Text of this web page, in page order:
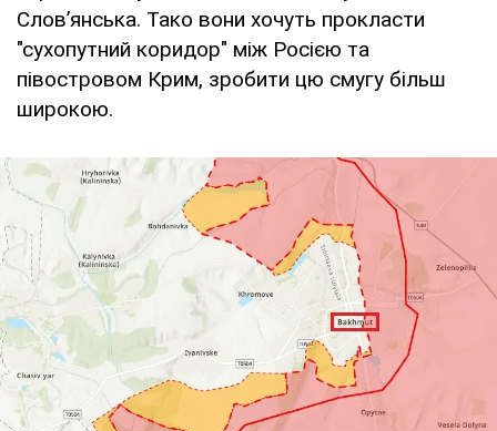
Слов’янська. Тако вони хочуть прокласти
"сухопутний коридор" між Росією та
півостровом Крим, зробити цю смугу більш
широкою.